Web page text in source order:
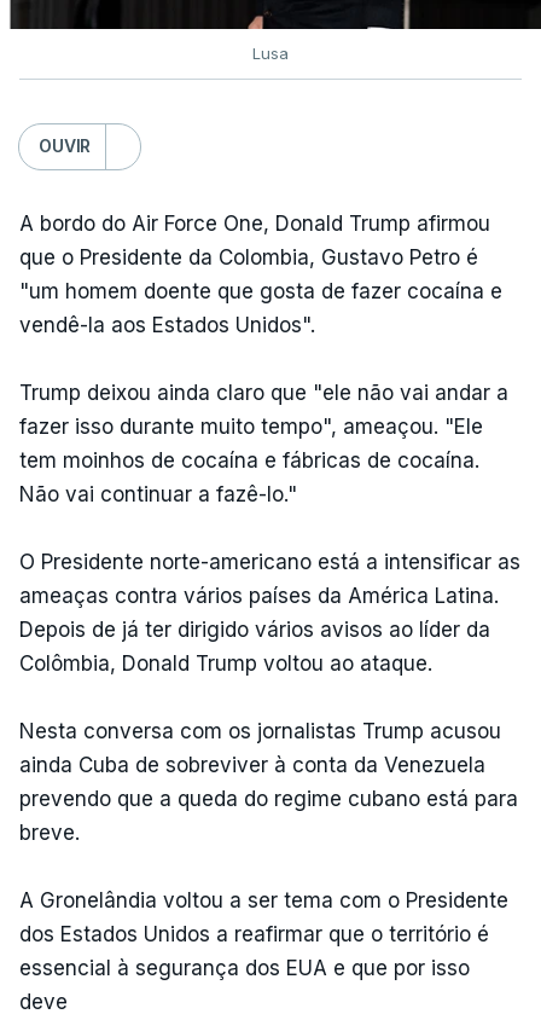
Lusa
OUVIR
A bordo do Air Force One, Donald Trump afirmou
que o Presidente da Colombia, Gustavo Petro é
"um homem doente que gosta de fazer cocaína e
vendê-la aos Estados Unidos".
Trump deixou ainda claro que "ele não vai andar a
fazer isso durante muito tempo", ameaçou. "Ele
tem moinhos de cocaína e fábricas de cocaína.
Não vai continuar a fazê-lo."
O Presidente norte-americano está a intensificar as
ameaças contra vários países da América Latina.
Depois de já ter dirigido vários avisos ao líder da
Colômbia, Donald Trump voltou ao ataque.
Nesta conversa com os jornalistas Trump acusou
ainda Cuba de sobreviver à conta da Venezuela
prevendo que a queda do regime cubano está para
breve.
A Gronelândia voltou a ser tema com o Presidente
dos Estados Unidos a reafirmar que o território é
essencial à segurança dos EUA e que por isso
deve